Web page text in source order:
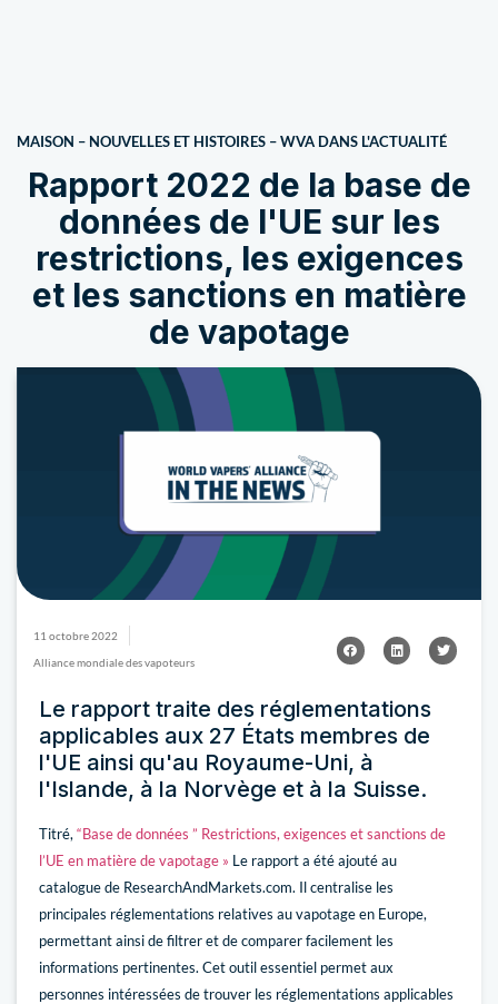
MAISON – NOUVELLES ET HISTOIRES –WVA DANS L'ACTUALITÉ
Rapport 2022 de la base de
données de l'UE sur les
restrictions, les exigences
et les sanctions en matière
de vapotage
11 octobre 2022
Alliance mondiale des vapoteurs
Le rapport traite des réglementations
applicables aux 27 États membres de
l'UE ainsi qu'au Royaume-Uni, à
l'Islande, à la Norvège et à la Suisse.
Titré, “Base de données ” Restrictions, exigences et sanctions de
l’UE en matière de vapotage » Le rapport a été ajouté au
catalogue de ResearchAndMarkets.com. Il centralise les
principales réglementations relatives au vapotage en Europe,
permettant ainsi de filtrer et de comparer facilement les
informations pertinentes. Cet outil essentiel permet aux
personnes intéressées de trouver les réglementations applicables